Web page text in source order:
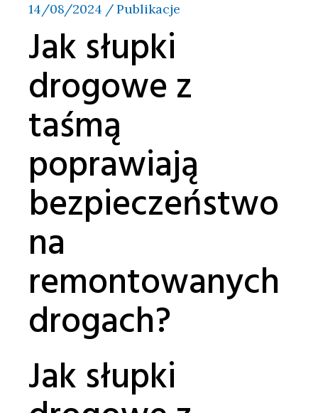
14/08/2024 Publikacje
Jak słupki
drogowe z
taśmą
poprawiają
bezpieczeństwo
na
remontowanych
drogach?
Jak słupki